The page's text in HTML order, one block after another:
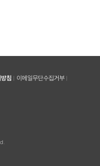
침
이메일무단수집거부